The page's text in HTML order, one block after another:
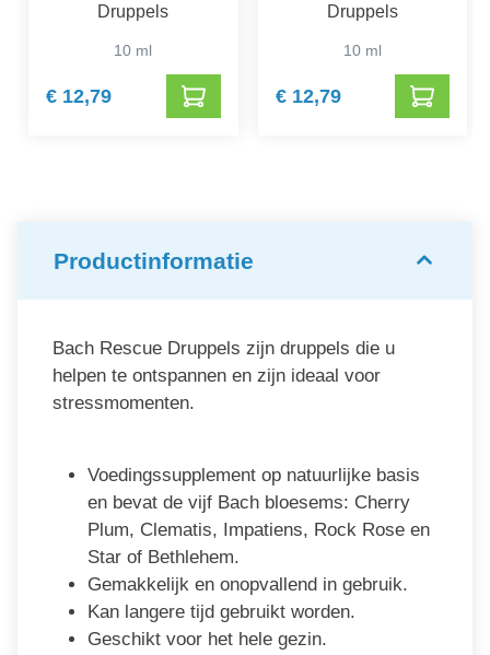
Druppels
10 ml
€ 12,79
Druppels
10 ml
€ 12,79
Productinformatie
Bach Rescue Druppels zijn druppels die u
helpen te ontspannen en zijn ideaal voor
stressmomenten.
Voedingssupplement op natuurlijke basis
en bevat de vijf Bach bloesems: Cherry
Plum, Clematis, Impatiens, Rock Rose en
Star of Bethlehem.
Gemakkelijk en onopvallend in gebruik.
Kan langere tijd gebruikt worden.
Geschikt voor het hele gezin.